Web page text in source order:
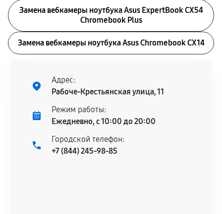
Замена вебкамеры ноутбука Asus ExpertBook CX54
Chromebook Plus
Замена вебкамеры ноутбука Asus Chromebook CX14
Адрес:
Рабоче-Крестьянская улица, 11
Режим работы:
Ежедневно, с 10:00 до 20:00
Городской телефон:
+7 (844) 245-98-85